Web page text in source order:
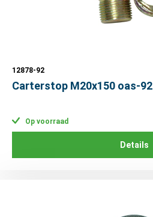
12878-92
Carterstop M20x150 oas-92
Op voorraad
Details